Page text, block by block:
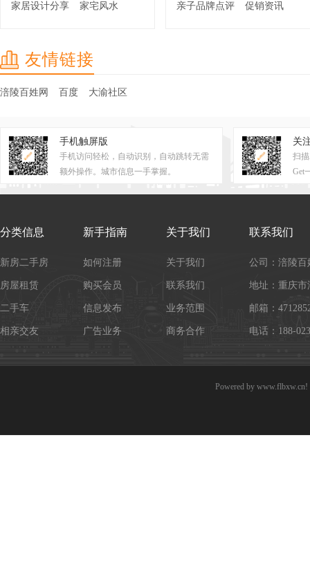
家居设计分享
家宅风水
亲子品牌点评
促销资讯
友情链接
涪陵百姓网 百度 大渝社区
手机触屏版
手机访问轻松，自动识别，自动跳转无需
额外操作。城市信息一手掌握。
关
扫
Get
分类信息
新房二手房
房屋租赁
二手车
相亲交友
新手指南
如何注册
购买会员
信息发布
广告业务
关于我们
关于我们
联系我们
业务范围
商务合作
联系我们
公司：涪陵百
地址：重庆市
邮箱：
电话：188-
Powered by www.flbxw.cn!